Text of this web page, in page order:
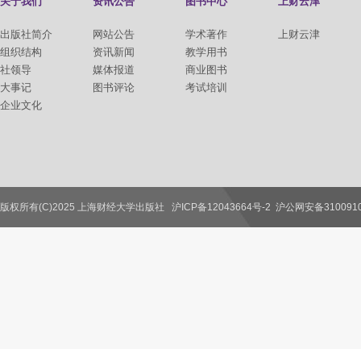
出版社简介
组织结构
社领导
大事记
企业文化
网站公告
资讯新闻
媒体报道
图书评论
学术著作
教学用书
商业图书
考试培训
上财云津
联系我们
版权所有(C)2025 上海财经大学出版社 沪ICP备12043664号-2 沪公网安备